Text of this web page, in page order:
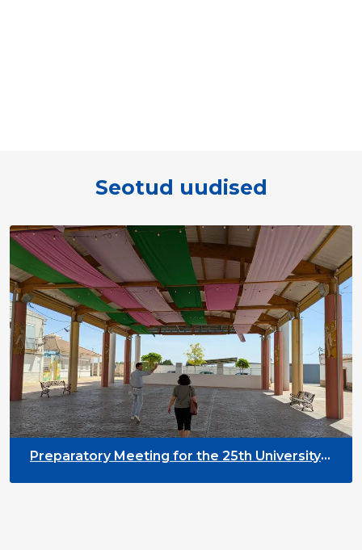
Seotud uudised
Preparatory Meeting for the 25th University